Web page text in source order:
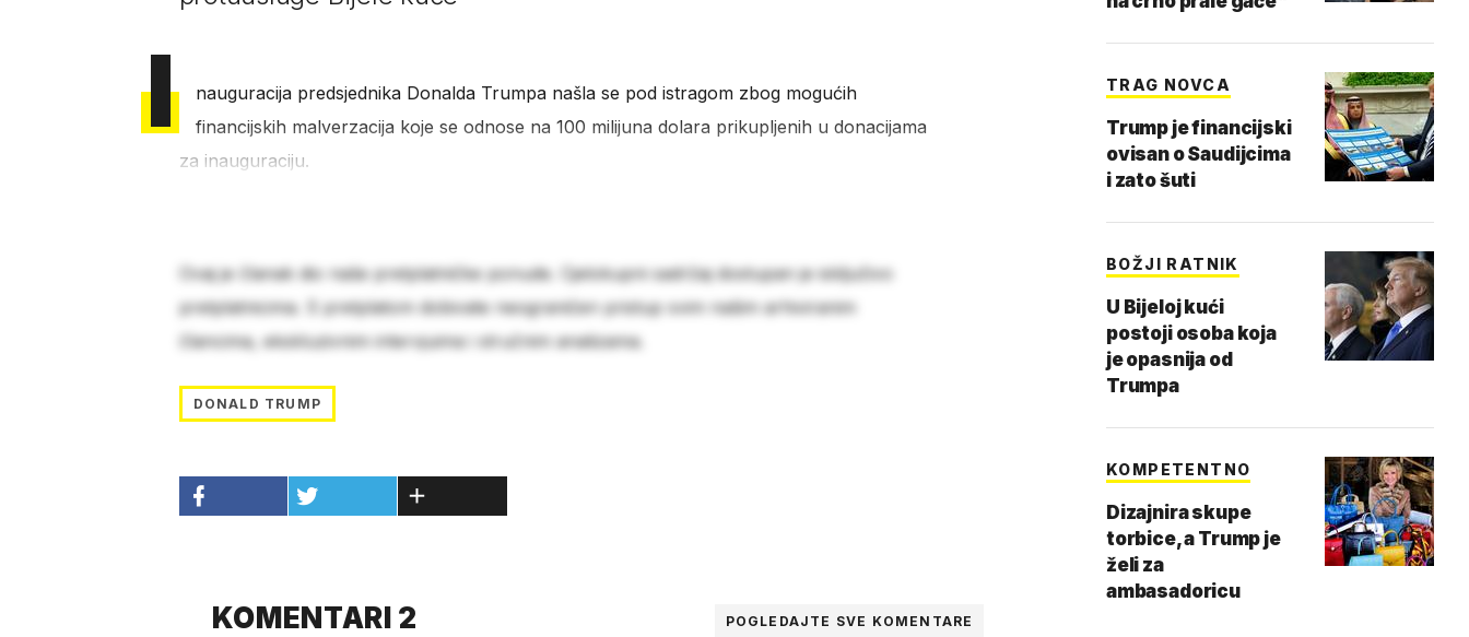
I
nauguracija predsjednika Donalda Trumpa našla se pod istragom zbog mogućih
financijskih malverzacija koje se odnose na 100 milijuna dolara prikupljenih u donacijama
za inauguraciju.
Ovaj je članak dio naše pretplatničke ponude. Cjelokupni sadržaj dostupan je isključivo
pretplatnicima. S pretplatom dobivate neograničen pristup svim našim arhiviranim
člancima, ekskluzivnim intervjuima i stručnim analizama.
DONALD TRUMP
KOMENTARI 2 POGLEDAJTE SVE KOMENTARE
TRAG NOVCA
Trump je financijski
ovisan o Saudijcima
i zato šuti
BOŽJI RATNIK
U Bijeloj kući
postoji osoba koja
je opasnija od
Trumpa
KOMPETENTNO
Dizajnira skupe
torbice, a Trump je
želi za
ambasadoricu